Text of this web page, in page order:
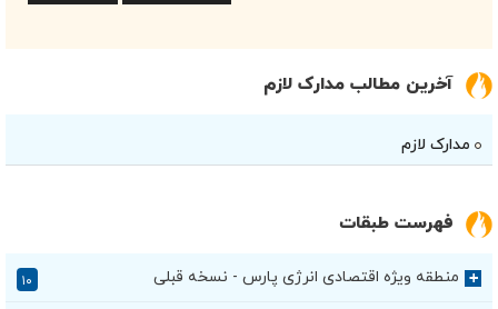
آخرین مطالب مدارک لازم
مدارک لازم
فهرست طبقات
+ منطقه ویژه اقتصادی انرژی پارس - نسخه قبلی ۱۰